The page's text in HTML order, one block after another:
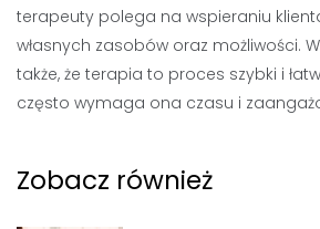
terapeuty polega na wspieraniu
własnych zasobów oraz możliwości.
także, że terapia to proces szybki i
często wymaga ona czasu i
Zobacz również